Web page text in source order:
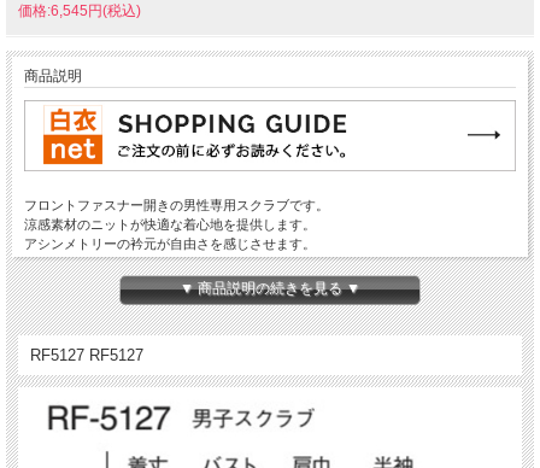
価格:6,545円(税込)
商品説明
フロントファスナー開きの男性専用スクラブです。
涼感素材のニットが快適な着心地を提供します。
アシンメトリーの衿元が自由さを感じさせます。
☆同じデザインの色違いがございます☆ナガイレーベン RF5147 男子スクラブ
☆同じデザインのレディース☆ナガイレーベン RF5122女子スクラブ
▼ 商品説明の続きを見る ▼
RF5127 RF5127